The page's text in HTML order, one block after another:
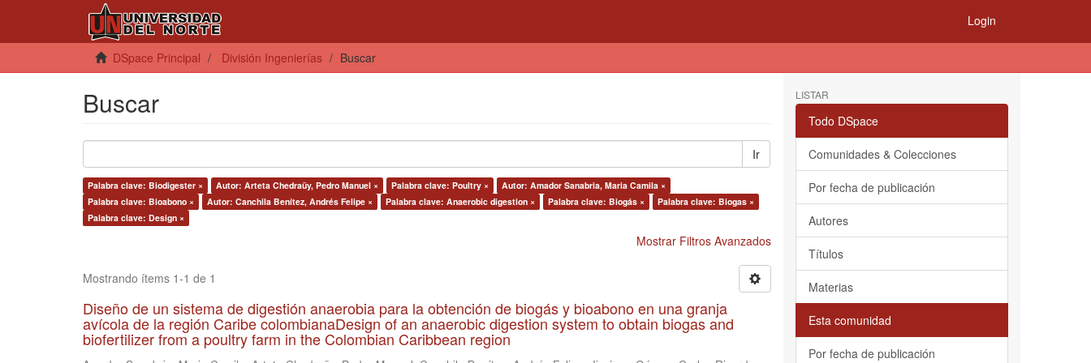
Login
DSpace Principal División Ingenierías Buscar
Buscar
Ir
Palabra clave: Biodigester × Autor: Arteta Chedraüy, Pedro Manuel × Palabra clave: Poultry ×
Autor: Amador Sanabria, Maria Camila ×
Palabra clave: Bioabono ×
Autor: Canchila Benítez, Andrés Felipe × Palabra clave: Anaerobic digestion × Palabra clave: Biogás ×
Palabra clave: Biogas ×
Palabra clave: Design ×
Mostrar Filtros Avanzados
Mostrando ítems 1-1 de 1
Diseño de un sistema de digestión anaerobia para la obtención de biogás y bioabono en una granja
avícola de la región Caribe colombianaDesign of an anaerobic digestion system to obtain biogas and
biofertilizer from a poultry farm in the Colombian Caribbean region
LISTAR
Todo DSpace
Comunidades & Colecciones
Por fecha de publicación
Autores
Títulos
Materias
Esta comunidad
Por fecha de publicación